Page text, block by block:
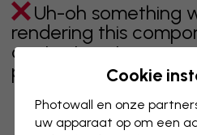
Uh-oh something
rendering this
contact customer
problem persists.
Cookie
Photowall en onze
uw apparaat op om een